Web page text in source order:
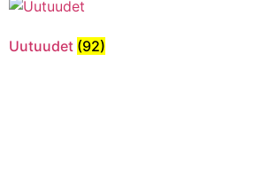
Uutuudet (92)